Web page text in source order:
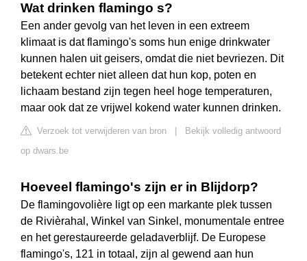
Wat drinken flamingo s?
Een ander gevolg van het leven in een extreem
klimaat is dat flamingo's soms hun enige drinkwater
kunnen halen uit geisers, omdat die niet bevriezen. Dit
betekent echter niet alleen dat hun kop, poten en
lichaam bestand zijn tegen heel hoge temperaturen,
maar ook dat ze vrijwel kokend water kunnen drinken.
Verzoek tot verwijderen van bron
Bekijk volledig antwoord
op dwars.be
Hoeveel flamingo's zijn er in Blijdorp?
De flamingovolière ligt op een markante plek tussen
de Rivièrahal, Winkel van Sinkel, monumentale entree
en het gerestaureerde geladaverblijf. De Europese
flamingo's, 121 in totaal, zijn al gewend aan hun